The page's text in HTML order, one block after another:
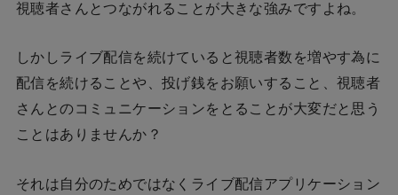
視聴者さんとつながれることが大きな強みですよね。
しかしライブ配信を続けていると視聴者数を増やす為に
配信を続けることや、投げ銭をお願いすること、視聴者
さんとのコミュニケーションをとることが大変だと思う
ことはありませんか？
それは自分のためではなくライブ配信アプリケーション